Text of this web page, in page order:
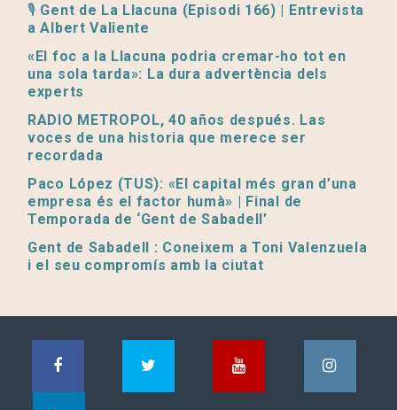
🎙️ Gent de La Llacuna (Episodi 166) | Entrevista
a Albert Valiente
«El foc a la Llacuna podria cremar-ho tot en
una sola tarda»: La dura advertència dels
experts
RADIO METROPOL, 40 años después. Las
voces de una historia que merece ser
recordada
Paco López (TUS): «El capital més gran d’una
empresa és el factor humà» | Final de
Temporada de ‘Gent de Sabadell’
Gent de Sabadell : Coneixem a Toni Valenzuela
i el seu compromís amb la ciutat